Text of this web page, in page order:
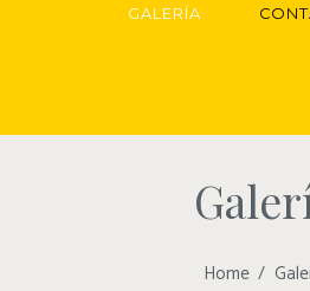
GALERÍA
Home